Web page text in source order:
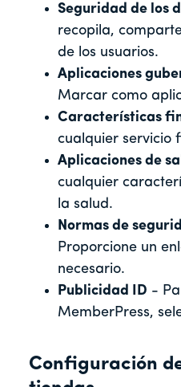
Seguridad de los
recopila,
de los usuarios.
Aplicaciones
Marcar como
Características
cualquier servicio
Aplicaciones de
cualquier
la salud.
Normas de
Proporcione un
necesario.
Publicidad ID -
MemberPress,
Configuración